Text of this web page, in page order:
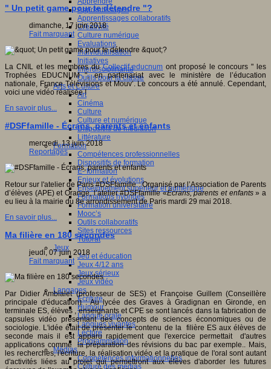
Apprentissages
Apprentissages collaboratifs
Créativité
Culture numérique
Evaluations
Individualisation
Initiatives
Interdisciplinarité
Outils pour la classe
Arts et Culture
Art
Cinéma
Culture
Culture et numérique
Dispositifs de médiation
Littérature
Formation
Compétences professionnelles
Dispositifs de formation
E- formation
Enjeux et évolutions
Enseignement supérieur et numérique
Formations hybrides
Formation universitaire
Mooc’s
Outils collaboratifs
Sites ressources
Tutorat
Jeux
Jeu et éducation
Jeux 4/12 ans
Jeux sérieux
Jeux vidéo
Langages
Ecriture
Humour
Langue orale
Langues vivantes
Lecture
Programmation
Médias
Compétences informationnelles
Culture des médias
" Un petit game pour te détendre "?
dimanche, 17 juin 2018
Fait marquant
La CNIL et les membres duCollectif educnum ont proposé le concours " les
Trophées EDUCNUM ", en partenariat avec le ministère de l’éducation
nationale, France Télévisions et Mouv’. Le concours a été annulé. Cependant,
voici une vidéo réalisée !
En savoir plus...
#DSFfamille - Écrans, parents et enfants
mercredi, 13 juin 2018
Reportages
Retour sur l'atelier de Paris #DSFfamille : Organisé par l’Association de Parents
d’élèves (APE) et Orange, l’atelier #DSFfamille «Écrans, parents et enfants» a
eu lieu à la mairie du 8e arrondissement de Paris mardi 29 mai 2018.
En savoir plus...
Ma filière en 180 secondes
jeudi, 07 juin 2018
Fait marquant
Par Didier Ambialet (professeur de SES) et Françoise Guillem (Conseillère
principale d'éducation) : Au lycée des Graves à Gradignan en Gironde, en
terminale ES, élèves , enseignants et CPE se sont lancés dans la fabrication de
capsules vidéo présentant des concepts de sciences économiques ou de
sociologie. L'idée était de présenter le contenu de la filière ES aux élèves de
seconde mais il est apparu rapidement que l'exercice permettait d'autres
applications comme la préparation des révisions du bac par exemple.. Mais,
les recherches, l'écriture, la réalisation vidéo et la pratique de l'oral sont autant
d'activités liées au projet qui permettront aux élèves d'aborder les futures